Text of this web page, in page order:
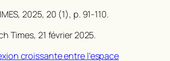
, 2025, 20 (1), p. 91-110.
Times, 21 février 2025.
croissante entre l’espace